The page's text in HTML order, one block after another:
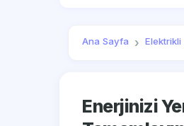
Ana Sayfa
Enerjinizi